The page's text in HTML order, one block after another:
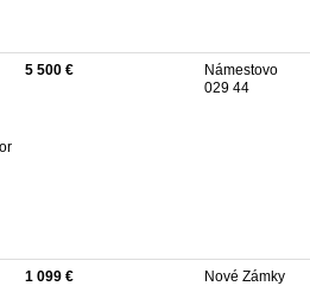
5 500 €
Námestovo
029 44
1 099 €
Nové Zámky